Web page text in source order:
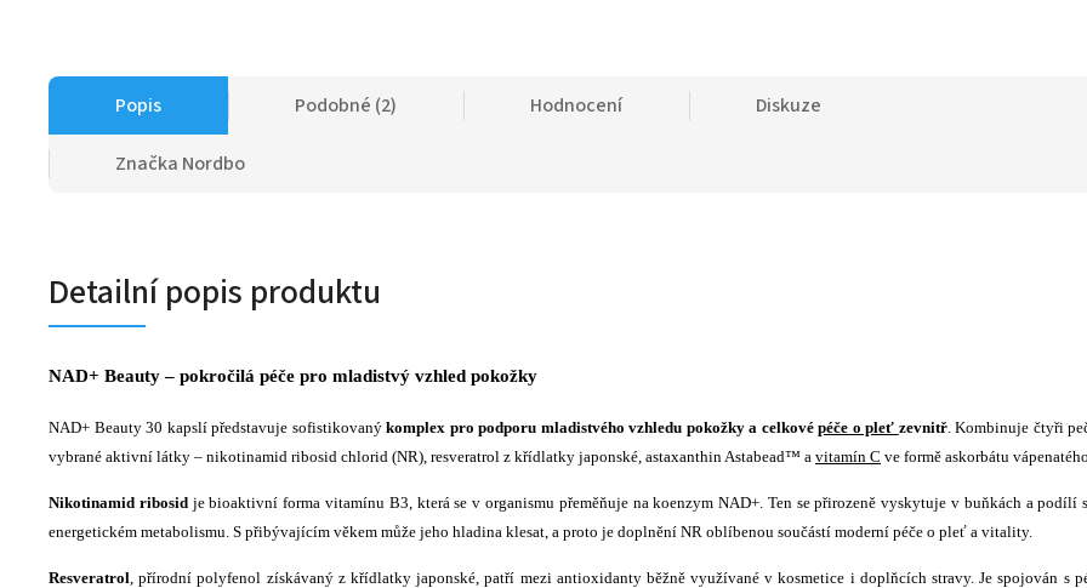
Popis Podobné (2) Hodnocení Diskuze
Značka Nordbo
Detailní popis produktu
NAD+ Beauty – pokročilá péče pro mladistvý vzhled pokožky
NAD+ Beauty 30 kapslí představuje sofistikovaný komplex pro podporu mladistvého vzhledu pokožky a celkové péče o pleť zevnitř. Kombinuje čtyři
vybrané aktivní látky – nikotinamid ribosid chlorid (NR), resveratrol z křídlatky japonské, astaxanthin Astabead™ a vitamín C ve formě askorbátu vápenatého.
Nikotinamid ribosidje bioaktivní forma vitamínu B3, která se v organismu přeměňuje na koenzym NAD+. Ten se přirozeně vyskytuje v buňkách a podílí
energetickém metabolismu. S přibývajícím věkem může jeho hladina klesat, a proto je doplnění NR oblíbenou součástí moderní péče o pleť a vitality.
Resveratrol , přírodní polyfenol získávaný z křídlatky japonské, patří mezi antioxidanty běžně využívané v kosmetice i doplňcích stravy. Je spojován s